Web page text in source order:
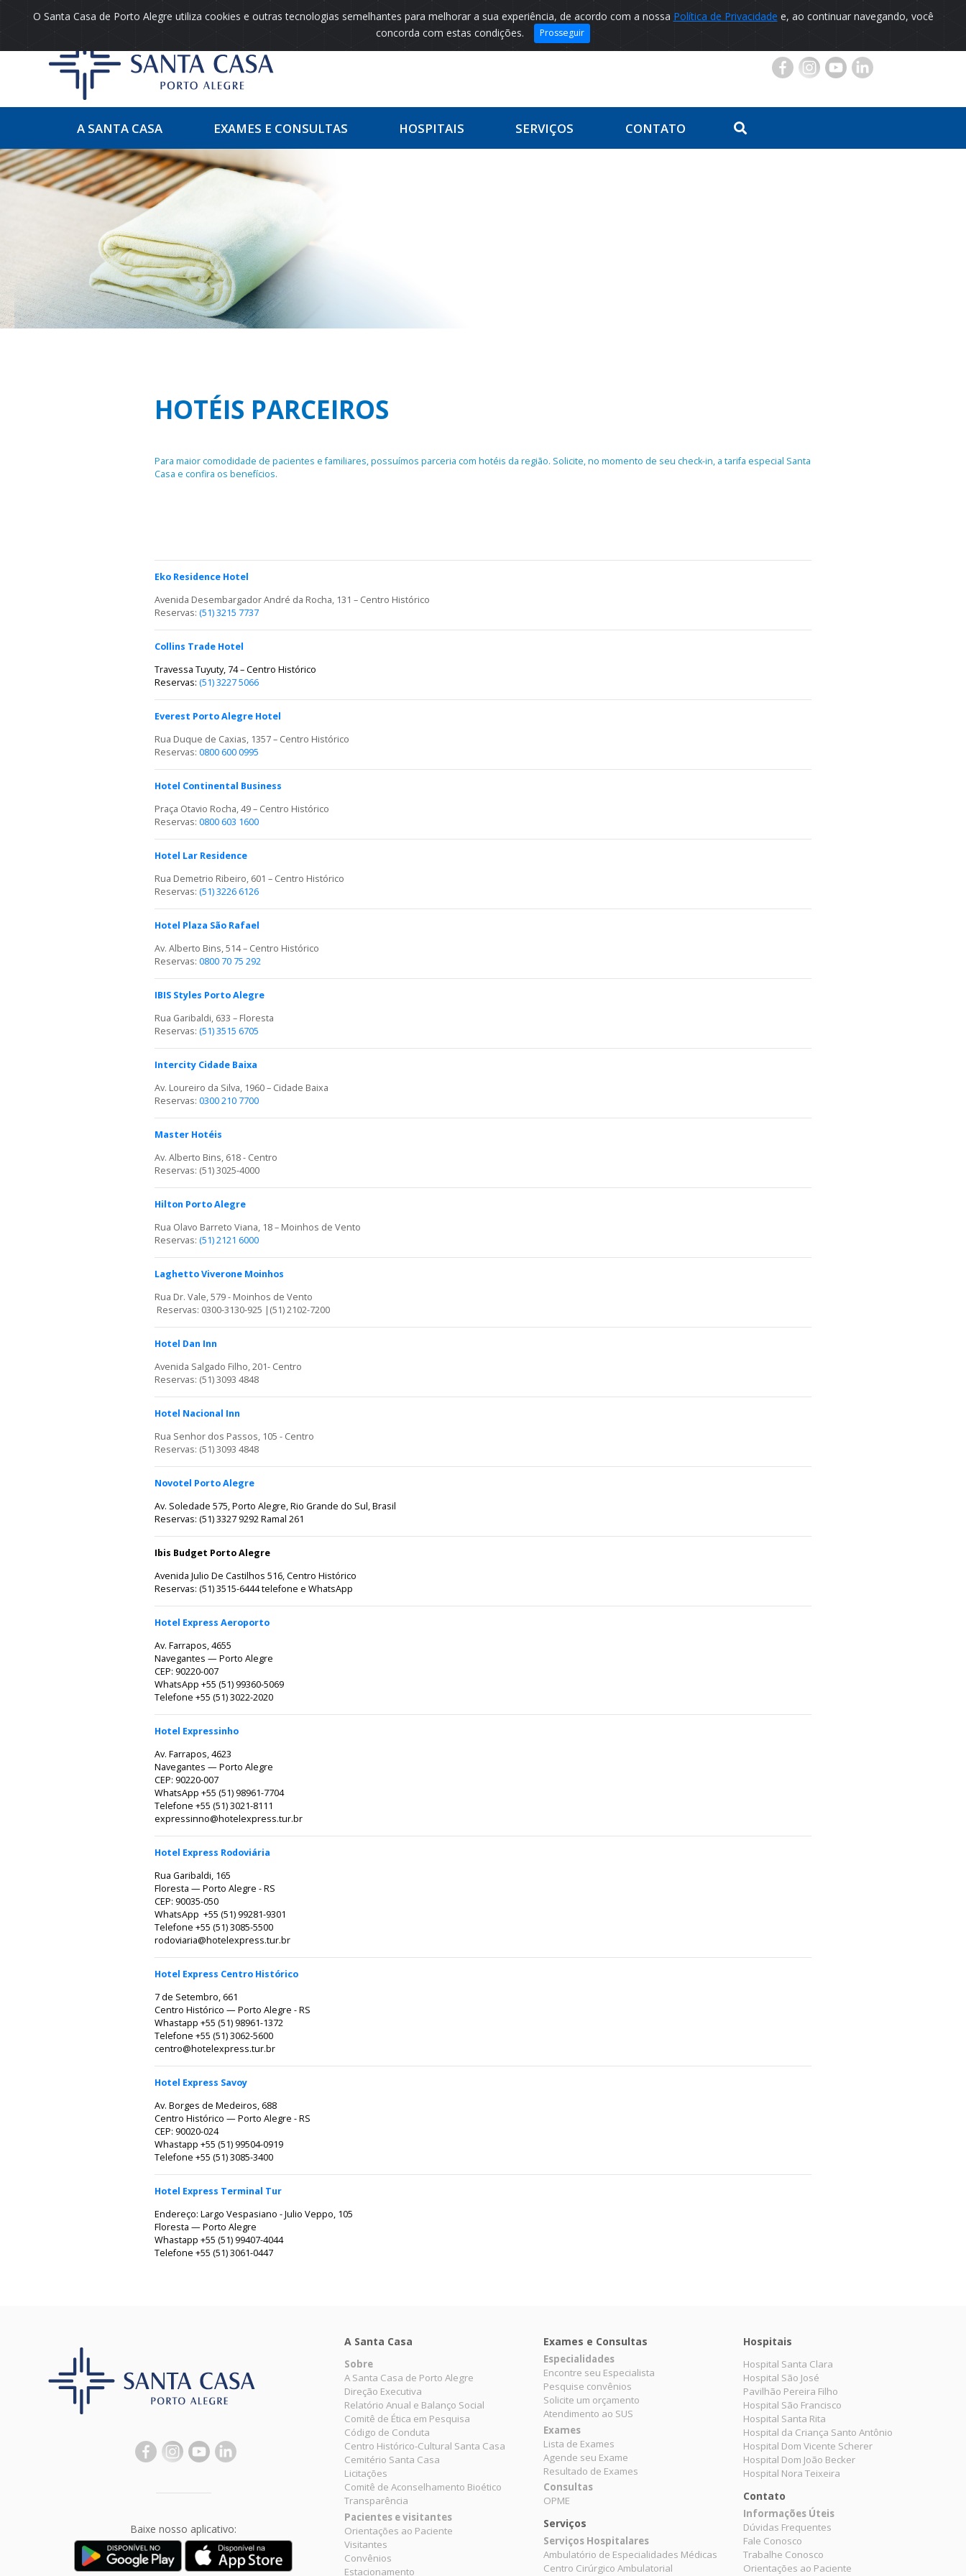
O Santa Casa de Porto Alegre utiliza cookies e outras tecnologias semelhantes para melhorar a sua experiência, de acordo com a nossa Política de Privacidade e, ao continuar navegando, você
concorda com estas condições.
Prosseguir
A SANTA CASA EXAMES E CONSULTAS HOSPITAIS SERVIÇOS CONTATO
HOTÉIS PARCEIROS
Para maior comodidade de pacientes e familiares, possuímos parceria com hotéis da região. Solicite, no momento de seu check-in, a tarifa especial Santa
Casa e confira os benefícios.
Eko Residence Hotel
Avenida Desembargador André da Rocha, 131 – Centro Histórico
Reservas: (51) 3215 7737
Collins Trade Hotel
Travessa Tuyuty, 74 – Centro Histórico
Reservas: (51) 3227 5066
Everest Porto Alegre Hotel
Rua Duque de Caxias, 1357 – Centro Histórico
Reservas: 0800 600 0995
Hotel Continental Business
Praça Otavio Rocha, 49 – Centro Histórico
Reservas: 0800 603 1600
Hotel Lar Residence
Rua Demetrio Ribeiro, 601 – Centro Histórico
Reservas: (51) 3226 6126
Hotel Plaza São Rafael
Av. Alberto Bins, 514 – Centro Histórico
Reservas: 0800 70 75 292
IBIS Styles Porto Alegre
Rua Garibaldi, 633 – Floresta
Reservas: (51) 3515 6705
Intercity Cidade Baixa
Av. Loureiro da Silva, 1960 – Cidade Baixa
Reservas: 0300 210 7700
Master Hotéis
Av. Alberto Bins, 618 - Centro
Reservas: (51) 3025-4000
Hilton Porto Alegre
Rua Olavo Barreto Viana, 18 – Moinhos de Vento
Reservas: (51) 2121 6000
Laghetto Viverone Moinhos
Rua Dr. Vale, 579 - Moinhos de Vento
Reservas: 0300-3130-925 |(51) 2102-7200
Hotel Dan Inn
Avenida Salgado Filho, 201- Centro
Reservas: (51) 3093 4848
Hotel Nacional Inn
Rua Senhor dos Passos, 105 - Centro
Reservas: (51) 3093 4848
Novotel Porto Alegre
Av. Soledade 575, Porto Alegre, Rio Grande do Sul, Brasil
Reservas: (51) 3327 9292 Ramal 261
Ibis Budget Porto Alegre
Avenida Julio De Castilhos 516, Centro Histórico
Reservas: (51) 3515-6444 telefone e WhatsApp
Hotel Express Aeroporto
Av. Farrapos, 4655
Navegantes — Porto Alegre
CEP: 90220-007
WhatsApp +55 (51) 99360-5069
Telefone +55 (51) 3022-2020
Hotel Expressinho
Av. Farrapos, 4623
Navegantes — Porto Alegre
CEP: 90220-007
WhatsApp +55 (51) 98961-7704
Telefone +55 (51) 3021-8111
expressinno@hotelexpress.tur.br
Hotel Express Rodoviária
Rua Garibaldi, 165
Floresta — Porto Alegre - RS
CEP: 90035-050
WhatsApp +55 (51) 99281-9301
Telefone +55 (51) 3085-5500
rodoviaria@hotelexpress.tur.br
Hotel Express Centro Histórico
7 de Setembro, 661
Centro Histórico — Porto Alegre - RS
Whastapp +55 (51) 98961-1372
Telefone +55 (51) 3062-5600
centro@hotelexpress.tur.br
Hotel Express Savoy
Av. Borges de Medeiros, 688
Centro Histórico — Porto Alegre - RS
CEP: 90020-024
Whastapp +55 (51) 99504-0919
Telefone +55 (51) 3085-3400
Hotel Express Terminal Tur
Endereço: Largo Vespasiano - Julio Veppo, 105
Floresta — Porto Alegre
Whastapp +55 (51) 99407-4044
Telefone +55 (51) 3061-0447
Baixe nosso aplicativo:
A Santa Casa
Sobre
A Santa Casa de Porto Alegre
Direção Executiva
Relatório Anual e Balanço Social
Comitê de Ética em Pesquisa
Código de Conduta
Centro Histórico-Cultural Santa Casa
Cemitério Santa Casa
Licitações
Comitê de Aconselhamento Bioético
Transparência
Pacientes e visitantes
Orientações ao Paciente
Visitantes
Convênios
Estacionamento
Exames e Consultas
Especialidades
Encontre seu Especialista
Pesquise convênios
Solicite um orçamento
Atendimento ao SUS
Exames
Lista de Exames
Agende seu Exame
Resultado de Exames
Consultas
OPME
Serviços
Serviços Hospitalares
Ambulatório de Especialidades Médicas
Centro Cirúrgico Ambulatorial
Hospitais
Hospital Santa Clara
Hospital São José
Pavilhão Pereira Filho
Hospital São Francisco
Hospital Santa Rita
Hospital da Criança Santo Antônio
Hospital Dom Vicente Scherer
Hospital Dom João Becker
Hospital Nora Teixeira
Contato
Informações Úteis
Dúvidas Frequentes
Fale Conosco
Trabalhe Conosco
Orientações ao Paciente